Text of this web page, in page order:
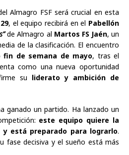
Almagro FSF será crucial en esta
, el equipo recibirá en el Pabellón
de Almagro al Martos FS Jaén, un
de la clasificación. El encuentro
fin de semana de mayo, tras el
como una nueva oportunidad
su liderato y ambición de
ganado un partido. Ha lanzado un
este equipo quiere la
y está preparado para lograrlo.
fase decisiva y el sueño está más